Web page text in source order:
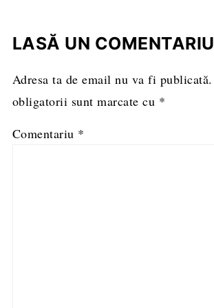
LASĂ UN COMENTARIU
Adresa ta de email nu va fi publicată.
obligatorii sunt marcate cu *
Comentariu *